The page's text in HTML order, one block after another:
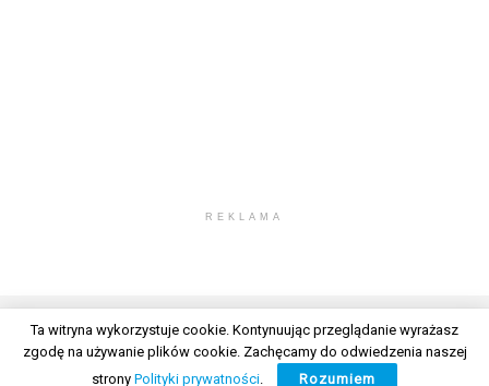
REKLAMA
© 2026 Wszelkie prawa zastrzeżone. Radio Lublin S.A. w likwidacji
Ta witryna wykorzystuje cookie. Kontynuując przeglądanie wyrażasz
zgodę na używanie plików cookie. Zachęcamy do odwiedzenia naszej
strony Polityki prywatności. Rozumiem